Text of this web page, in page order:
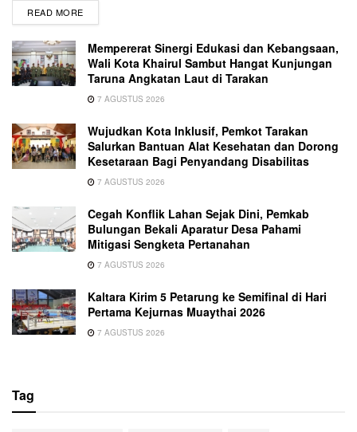
READ MORE
Mempererat Sinergi Edukasi dan Kebangsaan,
Wali Kota Khairul Sambut Hangat Kunjungan
Taruna Angkatan Laut di Tarakan
7 AGUSTUS 2026
Wujudkan Kota Inklusif, Pemkot Tarakan
Salurkan Bantuan Alat Kesehatan dan Dorong
Kesetaraan Bagi Penyandang Disabilitas
7 AGUSTUS 2026
Cegah Konflik Lahan Sejak Dini, Pemkab
Bulungan Bekali Aparatur Desa Pahami
Mitigasi Sengketa Pertanahan
7 AGUSTUS 2026
Kaltara Kirim 5 Petarung ke Semifinal di Hari
Pertama Kejurnas Muaythai 2026
7 AGUSTUS 2026
Tag